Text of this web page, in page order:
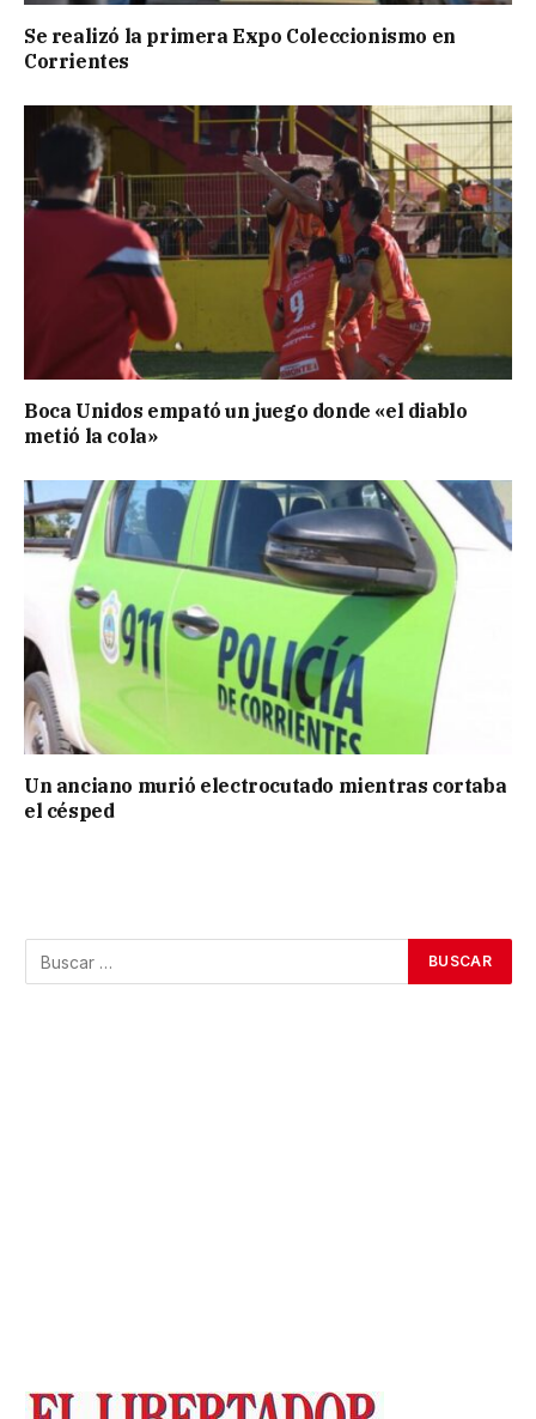
Se realizó la primera Expo Coleccionismo en
Corrientes
Boca Unidos empató un juego donde «el diablo
metió la cola»
Un anciano murió electrocutado mientras cortaba
el césped